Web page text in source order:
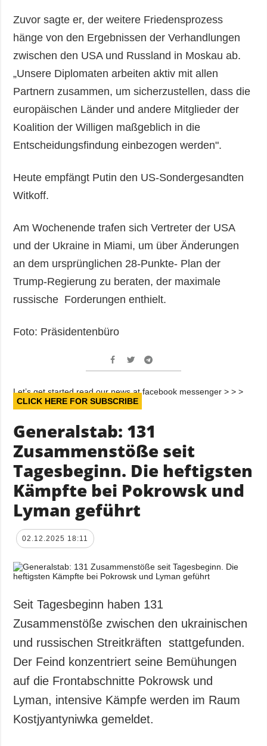
Zuvor sagte er, der weitere Friedensprozess
hänge von den Ergebnissen der Verhandlungen
zwischen den USA und Russland in Moskau ab.
„Unsere Diplomaten arbeiten aktiv mit allen
Partnern zusammen, um sicherzustellen, dass die
europäischen Länder und andere Mitglieder der
Koalition der Willigen maßgeblich in die
Entscheidungsfindung einbezogen werden".
Heute empfängt Putin den US-Sondergesandten
Witkoff.
Am Wochenende trafen sich Vertreter der USA
und der Ukraine in Miami, um über Änderungen
an dem ursprünglichen 28-Punkte- Plan der
Trump-Regierung zu beraten, der maximale
russische Forderungen enthielt.
Foto: Präsidentenbüro
Let’s get started read our news at facebook messenger > > >
CLICK HERE FOR SUBSCRIBE
Generalstab: 131
Zusammenstöße seit
Tagesbeginn. Die heftigsten
Kämpfte bei Pokrowsk und
Lyman geführt
02.12.2025 18:11
Seit Tagesbeginn haben 131
Zusammenstöße zwischen den ukrainischen
und russischen Streitkräften stattgefunden.
Der Feind konzentriert seine Bemühungen
auf die Frontabschnitte Pokrowsk und
Lyman, intensive Kämpfe werden im Raum
Kostjyantyniwka gemeldet.